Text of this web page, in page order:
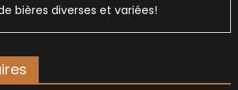
bières diverses et variées!